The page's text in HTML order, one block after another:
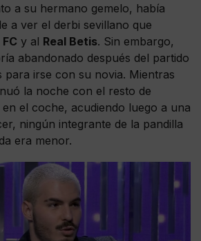
a su hermano gemelo, había
a ver el derbi sevillano que
y al Real Betis. Sin embargo,
abandonado después del partido
para irse con su novia. Mientras
la noche con el resto de
el coche, acudiendo luego a una
ningún integrante de la pandilla
era menor.